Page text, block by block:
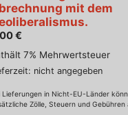
mit dem
€
7% Mehrwertsteuer
nicht angegeben
Lieferungen in Nicht-EU-Länder
Zölle, Steuern und Gebühren